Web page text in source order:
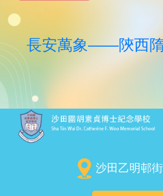
長安萬象——陝西
沙田乙明邨